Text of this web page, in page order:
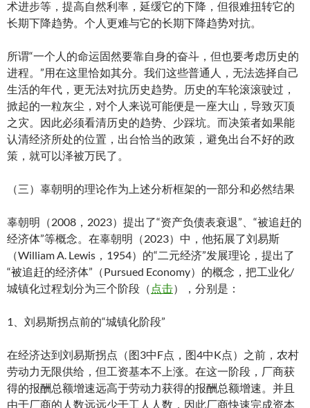
术进步等，提高自然利率，延缓它的下降，但很难扭转它的
长期下降趋势。个人更难与它的长期下降趋势对抗。
所谓“一个人的命运固然要靠自身的奋斗，但也要考虑历史的
进程。”用在这里恰如其分。我们这些普通人，无法选择自己
生活的年代，更无法对抗历史趋势。历史的车轮滚滚驶过，
掀起的一粒灰尘，对个人来说可能便是一座大山，导致灭顶
之灾。因此必须看清历史的趋势、少踩坑。而决策者如果能
认清经济所处的位置，出台恰当的政策，避免出台不好的政
策，就可以泽被万民了。
（三）辜朝明的理论作为上述分析框架的一部分和必然结果
辜朝明（2008，2023）提出了“资产负债表衰退”、“被追赶的
经济体”等概念。在辜朝明（2023）中，他拓展了刘易斯
（William A. Lewis，1954）的“二元经济”发展理论，提出了
“被追赶的经济体”（Pursued Economy）的概念，把工业化/
城镇化过程划分为三个阶段（ 点击），分别是：
1、刘易斯拐点前的“城镇化阶段”
在经济达到刘易斯拐点（图3中F点，图4中K点）之前，农村
劳动力无限供给，但工资基本不上涨。在这一阶段，厂商获
得的报酬总额增速远高于劳动力获得的报酬总额增速。并且
由于厂商的人数远远少于工人人数，因此厂商快速完成资本